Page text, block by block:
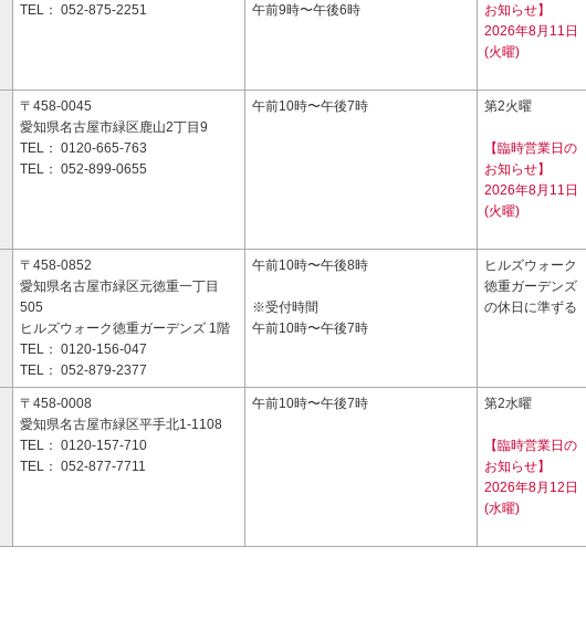
TEL： 052-875-2251
午前9時〜午後6時
お知らせ】
2026年8月11日
(火曜)
〒458-0045
愛知県名古屋市緑区鹿山2丁目9
TEL： 0120-665-763
TEL： 052-899-0655
午前10時〜午後7時 第2火曜
【臨時営業日の
お知らせ】
2026年8月11日
(火曜)
〒458-0852
愛知県名古屋市緑区元徳重一丁目
505
ヒルズウォーク徳重ガーデンズ 1階
TEL： 0120-156-047
TEL： 052-879-2377
午前10時〜午後8時
※受付時間
午前10時〜午後7時
ヒルズウォーク
徳重ガーデンズ
の休日に準ずる
〒458-0008
愛知県名古屋市緑区平手北1-1108
TEL： 0120-157-710
TEL： 052-877-7711
午前10時〜午後7時 第2水曜
【臨時営業日の
お知らせ】
2026年8月12日
(水曜)